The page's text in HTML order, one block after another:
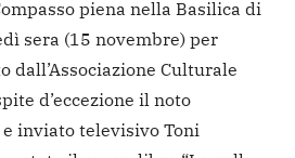
piena nella Basilica di
sera (15 novembre) per
dall’Associazione Culturale
d’eccezione il noto
inviato televisivo Toni